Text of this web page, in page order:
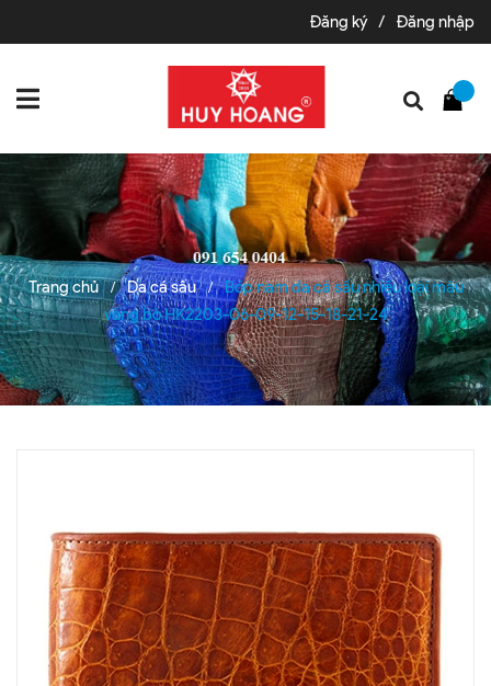
Đăng ký / Đăng nhập
Trang chủ / Da cá sấu /
Bóp nam da cá sấu nhiều loại màu
vàng bò HK2203-06-09-12-15-18-21-24